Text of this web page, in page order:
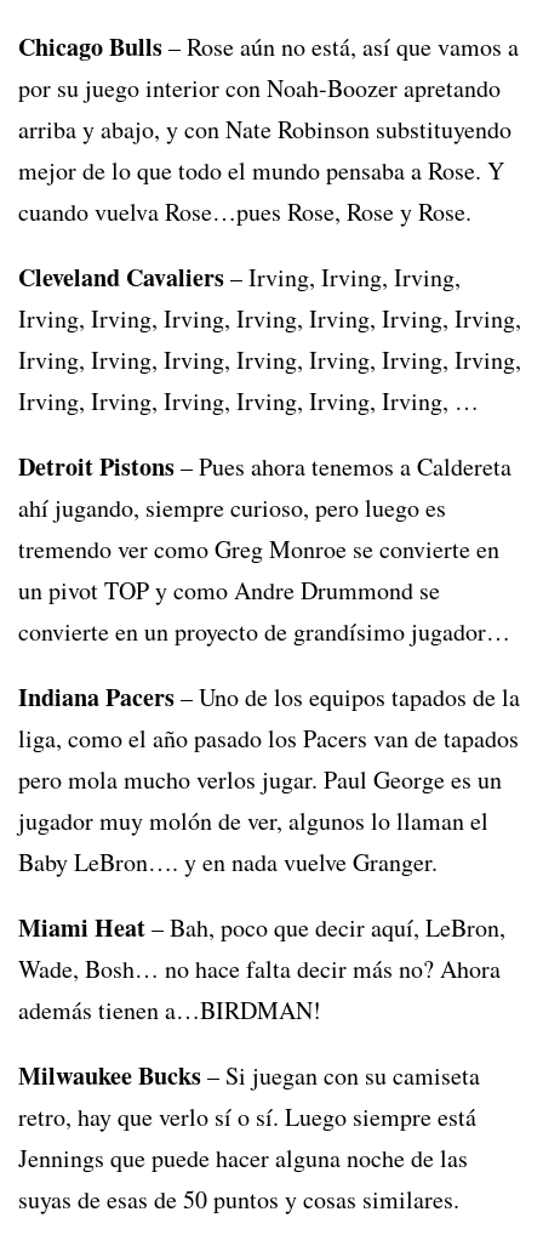
Chicago Bulls– Rose aún no está, así que vamos a
por su juego interior con Noah-Boozer apretando
arriba y abajo, y con Nate Robinson substituyendo
mejor de lo que todo el mundo pensaba a Rose. Y
cuando vuelva Rose…pues Rose, Rose y Rose.
Cleveland Cavaliers– Irving, Irving, Irving,
Irving, Irving, Irving, Irving, Irving, Irving, Irving,
Irving, Irving, Irving, Irving, Irving, Irving, Irving,
Irving, Irving, Irving, Irving, Irving, Irving, …
Detroit Pistons– Pues ahora tenemos a Caldereta
ahí jugando, siempre curioso, pero luego es
tremendo ver como Greg Monroe se convierte en
un pivot TOP y como Andre Drummond se
convierte en un proyecto de grandísimo jugador…
Indiana Pacers– Uno de los equipos tapados de la
liga, como el año pasado los Pacers van de tapados
pero mola mucho verlos jugar. Paul George es un
jugador muy molón de ver, algunos lo llaman el
Baby LeBron…. y en nada vuelve Granger.
Miami Heat– Bah, poco que decir aquí, LeBron,
Wade, Bosh… no hace falta decir más no? Ahora
además tienen a…BIRDMAN!
Milwaukee Bucks– Si juegan con su camiseta
retro, hay que verlo sí o sí. Luego siempre está
Jennings que puede hacer alguna noche de las
suyas de esas de 50 puntos y cosas similares.